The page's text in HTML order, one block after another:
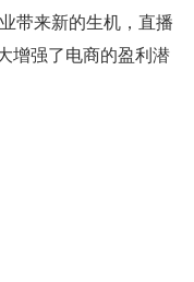
带来新的生机，直播
增强了电商的盈利潜